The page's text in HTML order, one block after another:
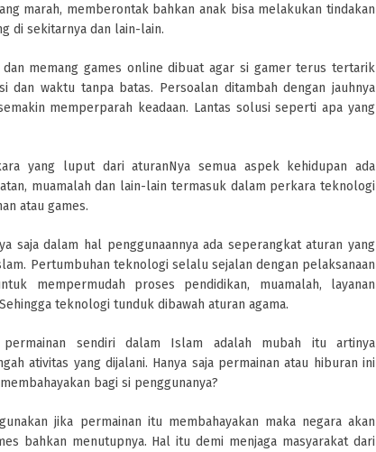
marah, memberontak bahkan anak bisa melakukan tindakan
di sekitarnya dan lain-lain.
memang games online dibuat agar si gamer terus tertarik
dan waktu tanpa batas. Persoalan ditambah dengan jauhnya
memperparah keadaan. Lantas solusi seperti apa yang
yang luput dari aturanNya semua aspek kehidupan ada
muamalah dan lain-lain termasuk dalam perkara teknologi
atau games.
saja dalam hal penggunaannya ada seperangkat aturan yang
Pertumbuhan teknologi selalu sejalan dengan pelaksanaan
mempermudah proses pendidikan, muamalah, layanan
teknologi tunduk dibawah aturan agama.
sendiri dalam Islam adalah mubah itu artinya
ativitas yang dijalani. Hanya saja permainan atau hiburan ini
bagi si penggunanya?
jika permainan itu membahayakan maka negara akan
bahkan menutupnya. Hal itu demi menjaga masyarakat dari